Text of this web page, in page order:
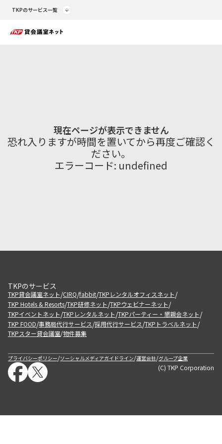
TKPのサービス一覧
現在ページが表示できません
恐れ入りますが時間を置いてから再度ご確認く
ださい。
エラーコード: undefined
TKPのサービス
TKP貸会議室ネット/CIRQ/fabbit/TKPレンタルオフィスネット/
TKP Hotels & Resorts/TKP研修ネット/TKPウェビナーネット/
TKPイベントネット/TKPレンタルネット/TKPパーティー・懇親会ネット/
TKP FOOD/事務局代行サービス/採用代行サービス/TKPトラベルネット/
TKPスター貸会議室/物件募集
プライバシーポリシー/ソーシャルメディアガイドライン/運営会社/グループ企業
(C) TKP Corporation